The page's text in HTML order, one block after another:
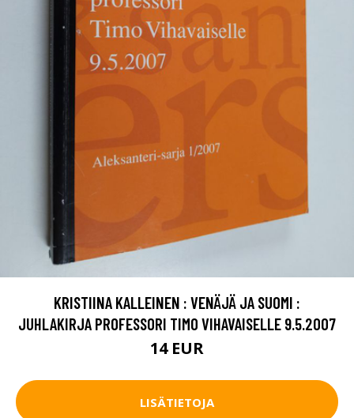
KRISTIINA KALLEINEN : VENÄJÄ JA SUOMI :
JUHLAKIRJA PROFESSORI TIMO VIHAVAISELLE 9.5.2007
14 EUR
LISÄTIETOJA